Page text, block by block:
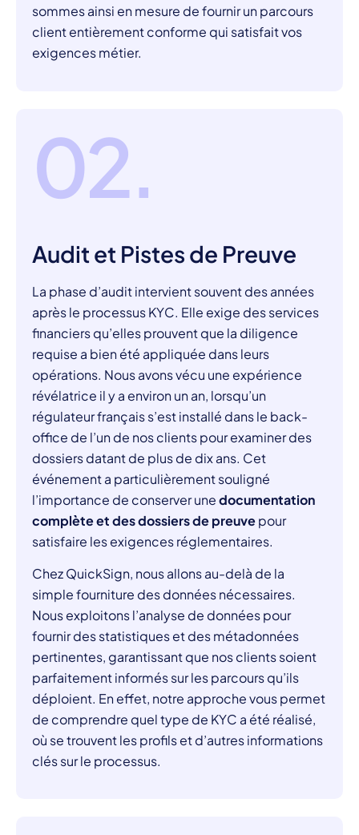
sommes ainsi en mesure de fournir un parcours
client entièrement conforme qui satisfait vos
exigences métier.
02.
Audit et Pistes de Preuve
La phase d’audit intervient souvent des années
après le processus KYC. Elle exige des services
financiers qu’elles prouvent que la diligence
requise a bien été appliquée dans leurs
opérations. Nous avons vécu une expérience
révélatrice il y a environ un an, lorsqu’un
régulateur français s’est installé dans le back-
office de l’un de nos clients pour examiner des
dossiers datant de plus de dix ans. Cet
événement a particulièrement souligné
l’importance de conserver unedocumentation
complète et des dossiers de preuvepour
satisfaire les exigences réglementaires.
Chez QuickSign, nous allons au-delà de la
simple fourniture des données nécessaires.
Nous exploitons l’analyse de données pour
fournir des statistiques et des métadonnées
pertinentes, garantissant que nos clients soient
parfaitement informés sur les parcours qu’ils
déploient. En effet, notre approche vous permet
de comprendre quel type de KYC a été réalisé,
où se trouvent les profils et d’autres informations
clés sur le processus.